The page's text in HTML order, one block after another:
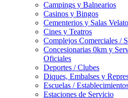
Campings y Balnearios
Casinos y Bingos
Cementerios y Salas
Cines y Teatros
Complejos Comerciales /
Concesionarias 0km y
Oficiales
Deportes / Clubes
Diques, Embalses y
Escuelas /
Estaciones de Servicio